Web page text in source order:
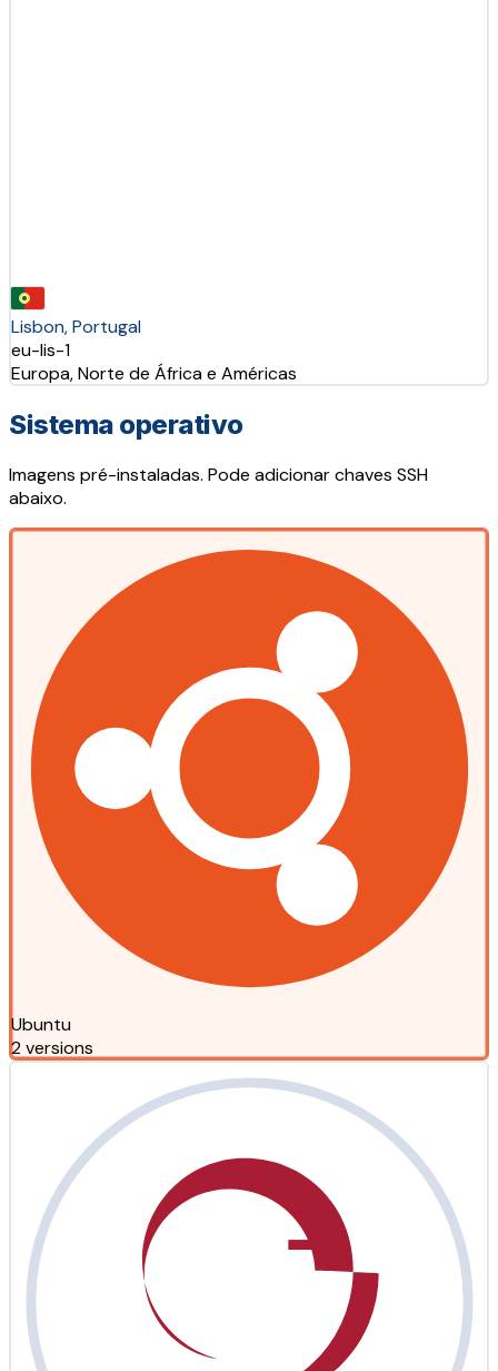
Lisbon, Portugal
eu-lis-1
Europa, Norte de África e Américas
Sistema operativo
Imagens pré-instaladas. Pode adicionar chaves SSH
abaixo.
Ubuntu
2 versions